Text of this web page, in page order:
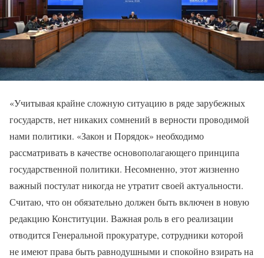
«Учитывая крайне сложную ситуацию в ряде зарубежных
государств, нет никаких сомнений в верности проводимой
нами политики. «Закон и Порядок» необходимо
рассматривать в качестве основополагающего принципа
государственной политики. Несомненно, этот жизненно
важный постулат никогда не утратит своей актуальности.
Считаю, что он обязательно должен быть включен в новую
редакцию Конституции. Важная роль в его реализации
отводится Генеральной прокуратуре, сотрудники которой
не имеют права быть равнодушными и спокойно взирать на